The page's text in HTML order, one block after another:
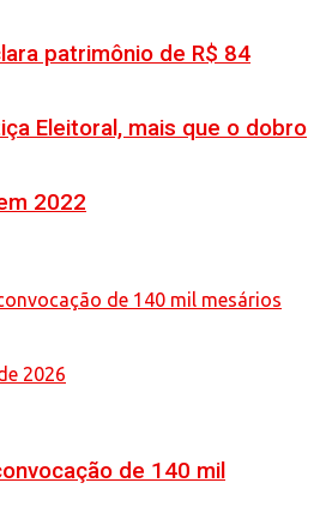
patrimônio de R$ 84
Eleitoral, mais que o dobro
2022
de 140 mil